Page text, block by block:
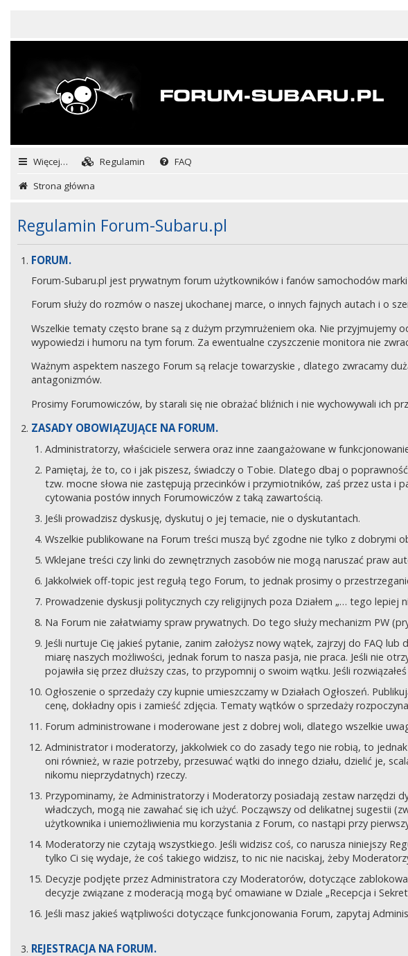
Więcej… Regulamin FAQ
Strona główna
Regulamin Forum-Subaru.pl
FORUM.
Forum-Subaru.pl jest prywatnym forum użytkowników i fanów samochodów marki
Forum służy do rozmów o naszej ukochanej marce, o innych fajnych autach i o
Wszelkie tematy często brane są z dużym przymrużeniem oka. Nie
wypowiedzi i humoru na tym forum. Za ewentualne czyszczenie monitora nie
Ważnym aspektem naszego Forum są relacje towarzyskie , dlatego zwracamy
antagonizmów.
Prosimy Forumowiczów, by starali się nie obrażać bliźnich i nie wychowywali
ZASADY OBOWIĄZUJĄCE NA FORUM.
Administratorzy, właściciele serwera oraz inne zaangażowane w
Pamiętaj, że to, co i jak piszesz, świadczy o Tobie. Dlatego dbaj o
tzw. mocne słowa nie zastępują przecinków i przymiotników, zaś przez usta i
cytowania postów innych Forumowiczów z taką zawartością.
Jeśli prowadzisz dyskusję, dyskutuj o jej temacie, nie o dyskutantach.
Wszelkie publikowane na Forum treści muszą być zgodne nie tylko z dobrymi
Wklejane treści czy linki do zewnętrznych zasobów nie mogą naruszać praw
Jakkolwiek off-topic jest regułą tego Forum, to jednak prosimy o
Prowadzenie dyskusji politycznych czy religijnych poza Działem „… tego
Na Forum nie załatwiamy spraw prywatnych. Do tego służy mechanizm PW
Jeśli nurtuje Cię jakieś pytanie, zanim założysz nowy wątek, zajrzyj do FAQ
miarę naszych możliwości, jednak forum to nasza pasja, nie praca. Jeśli nie
pojawiła się przez dłuższy czas, to przypomnij o swoim wątku. Jeśli
Ogłoszenie o sprzedaży czy kupnie umieszczamy w Działach Ogłoszeń.
cenę, dokładny opis i zamieść zdjęcia. Tematy wątków o sprzedaży
Forum administrowane i moderowane jest z dobrej woli, dlatego wszelkie
Administrator i moderatorzy, jakkolwiek co do zasady tego nie robią, to
oni również, w razie potrzeby, przesuwać wątki do innego działu, dzielić je,
nikomu nieprzydatnych) rzeczy.
Przypominamy, że Administratorzy i Moderatorzy posiadają zestaw narzędzi
władczych, mogą nie zawahać się ich użyć. Począwszy od delikatnej
użytkownika i uniemożliwienia mu korzystania z Forum, co nastąpi przy
Moderatorzy nie czytają wszystkiego. Jeśli widzisz coś, co narusza niniejszy
tylko Ci się wydaje, że coś takiego widzisz, to nic nie naciskaj, żeby
Decyzje podjęte przez Administratora czy Moderatorów, dotyczące
decyzje związane z moderacją mogą być omawiane w Dziale „Recepcja i
Jeśli masz jakieś wątpliwości dotyczące funkcjonowania Forum, zapytaj
REJESTRACJA NA FORUM.